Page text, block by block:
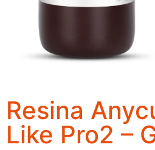
Resina
Like Pro2 –